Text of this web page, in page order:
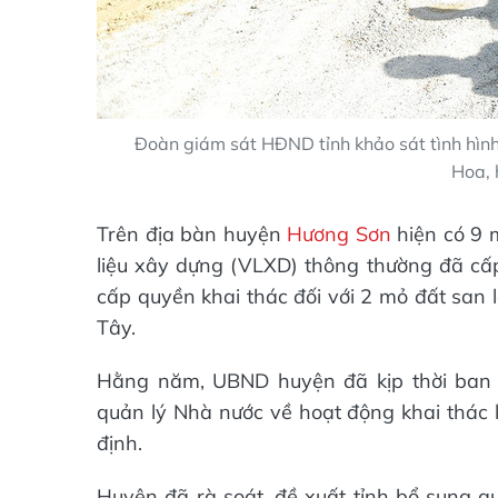
Đoàn giám sát HĐND tỉnh khảo sát tình
Hoa,
Trên địa bàn huyện Hương Sơn hiện có 9
liệu xây dựng (VLXD) thông thường đã
cấp quyền khai thác đối với 2 mỏ đất san
Tây.
Hằng năm, UBND huyện đã kịp thời
quản lý Nhà nước về hoạt động khai
định.